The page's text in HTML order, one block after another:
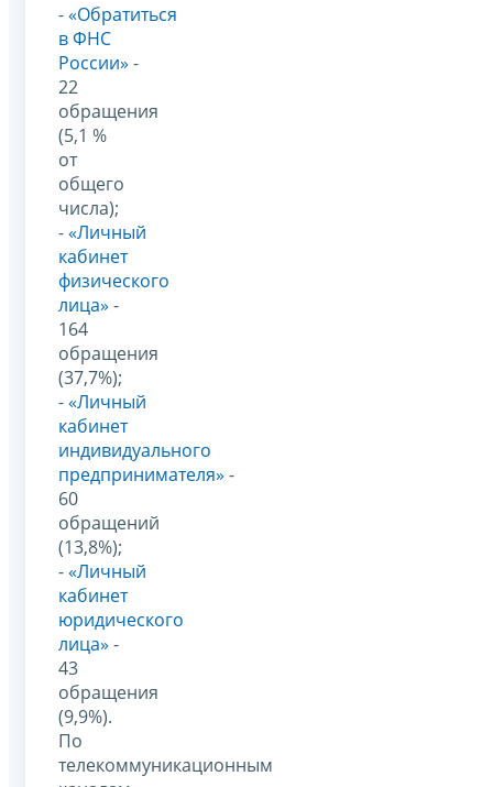
-«Обратиться
в ФНС
России» -
22
обращения
(5,1 %
от
общего
числа);
-«Личный
кабинет
физического
лица» -
164
обращения
(37,7%);
-«Личный
кабинет
индивидуального
предпринимателя» -
60
обращений
(13,8%);
-«Личный
кабинет
юридического
лица» -
43
обращения
(9,9%).
По
телекоммуникационным